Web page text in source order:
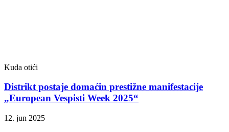
Kuda otići
Distrikt postaje domaćin prestižne manifestacije
„European Vespisti Week 2025“
12. jun 2025